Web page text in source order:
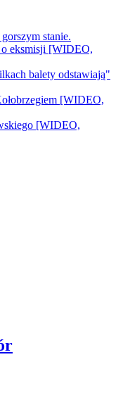
stanie.
o eksmisji [WIDEO,
balety odstawiają"
[WIDEO,
[WIDEO,